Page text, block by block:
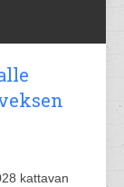
kattavan